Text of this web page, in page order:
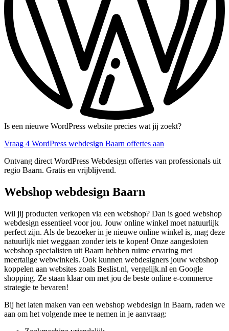
Is een nieuwe WordPress website precies wat jij zoekt?
Vraag 4 WordPress webdesign Baarn offertes aan
Ontvang direct WordPress Webdesign offertes van professionals uit
regio Baarn. Gratis en vrijblijvend.
Webshop webdesign Baarn
Wil jij producten verkopen via een webshop? Dan is goed webshop
webdesign essentieel voor jou. Jouw online winkel moet natuurlijk
perfect zijn. Als de bezoeker in je nieuwe online winkel is, mag deze
natuurlijk niet weggaan zonder iets te kopen! Onze aangesloten
webshop specialisten uit Baarn hebben ruime ervaring met
meertalige webwinkels. Ook kunnen webdesigners jouw webshop
koppelen aan websites zoals Beslist.nl, vergelijk.nl en Google
shopping. Ze staan klaar om met jou de beste online e-commerce
strategie te bevaren!
Bij het laten maken van een webshop webdesign in Baarn, raden we
aan om het volgende mee te nemen in je aanvraag: